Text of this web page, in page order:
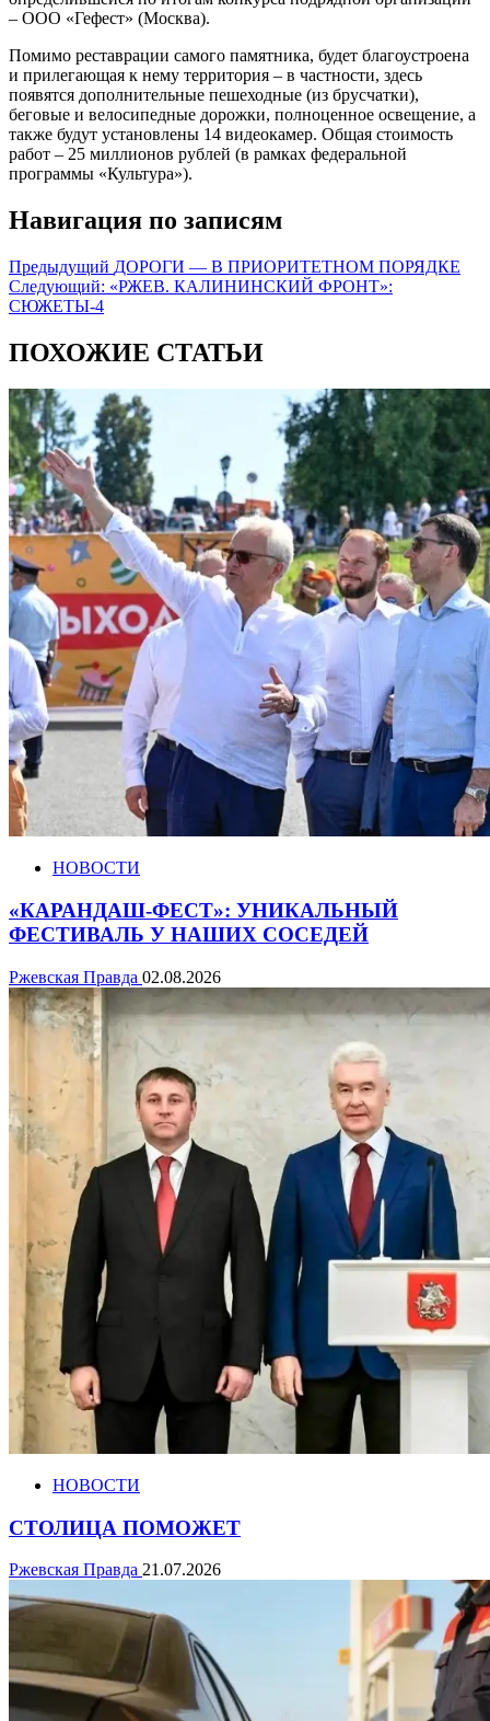
– ООО «Гефест» (Москва).
Помимо реставрации самого памятника, будет благоустроена
и прилегающая к нему территория – в частности, здесь
появятся дополнительные пешеходные (из брусчатки),
беговые и велосипедные дорожки, полноценное освещение, а
также будут установлены 14 видеокамер. Общая стоимость
работ – 25 миллионов рублей (в рамках федеральной
программы «Культура»).
Навигация по записям
Предыдущий ДОРОГИ — В ПРИОРИТЕТНОМ ПОРЯДКЕ
Следующий: «РЖЕВ. КАЛИНИНСКИЙ ФРОНТ»:
СЮЖЕТЫ-4
ПОХОЖИЕ СТАТЬИ
НОВОСТИ
«КАРАНДАШ-ФЕСТ»: УНИКАЛЬНЫЙ
ФЕСТИВАЛЬ У НАШИХ СОСЕДЕЙ
Ржевская Правда 02.08.2026
НОВОСТИ
СТОЛИЦА ПОМОЖЕТ
Ржевская Правда 21.07.2026